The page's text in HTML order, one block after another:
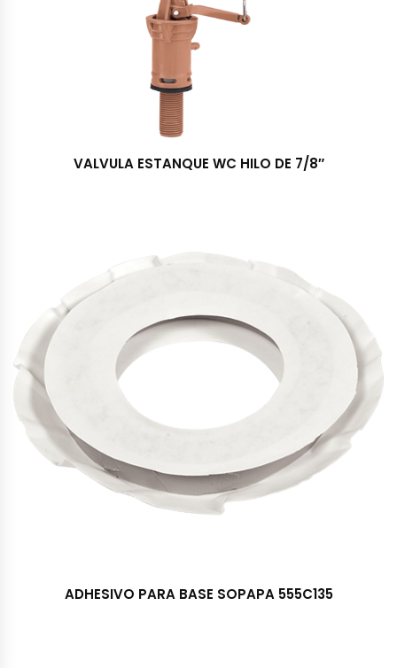
VALVULA ESTANQUE WC HILO DE 7/8″
ADHESIVO PARA BASE SOPAPA 555C135